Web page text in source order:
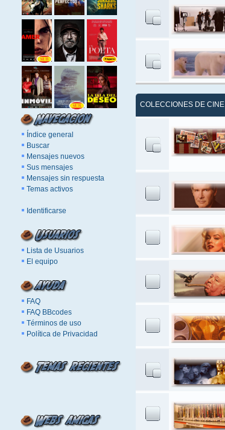
Índice general
Buscar
Mensajes nuevos
Sus mensajes
Mensajes sin respuesta
Temas activos
Identificarse
Lista de Usuarios
El equipo
FAQ
FAQ BBcodes
Términos de uso
Política de Privacidad
COLECCIONES DE CINE